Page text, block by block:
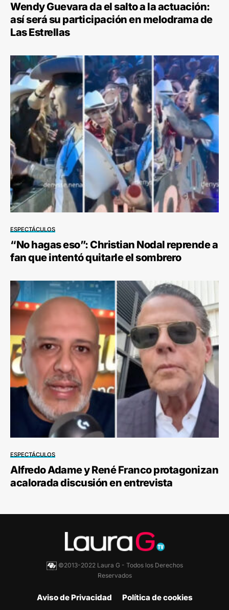
Wendy Guevara da el salto a la actuación:
así será su participación en melodrama de
Las Estrellas
ESPECTÁCULOS
“No hagas eso”: Christian Nodal reprende a
fan que intentó quitarle el sombrero
ESPECTÁCULOS
Alfredo Adame y René Franco protagonizan
acalorada discusión en entrevista
©2013-2022 Laura G - Todos los Derechos
Reservados
Aviso de Privacidad Política de cookies